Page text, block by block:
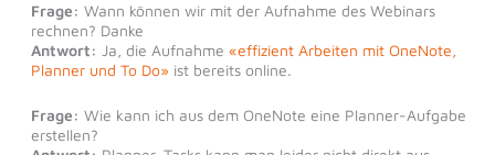
Frage: Wann können wir mit der Aufnahme des Webinars
rechnen? Danke
Antwort: Ja, die Aufnahme «effizient Arbeiten mit OneNote,
Planner und To Do»ist bereits online.
Frage: Wie kann ich aus dem OneNote eine Planner-Aufgabe
erstellen?